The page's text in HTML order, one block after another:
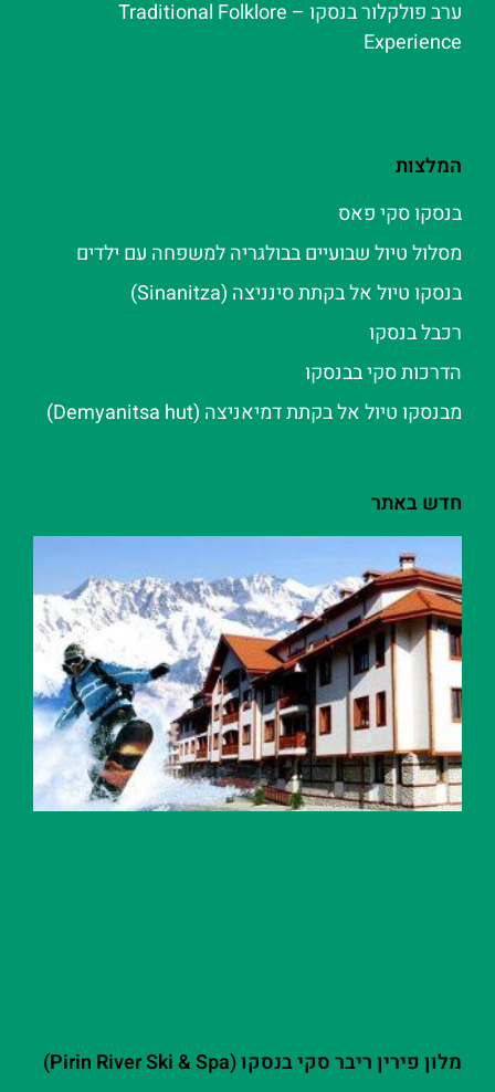
ערב פולקלור בנסקו – Traditional Folklore
Experience
המלצות
בנסקו סקי פאס
מסלול טיול שבועיים בבולגריה למשפחה עם ילדים
בנסקו טיול אל בקתת סינניצה (Sinanitza)
רכבל בנסקו
הדרכות סקי בבנסקו
מבנסקו טיול אל בקתת דמיאניצה (Demyanitsa hut)
חדש באתר
מלון פירין ריבר סקי בנסקו (Pirin River Ski & Spa‬)